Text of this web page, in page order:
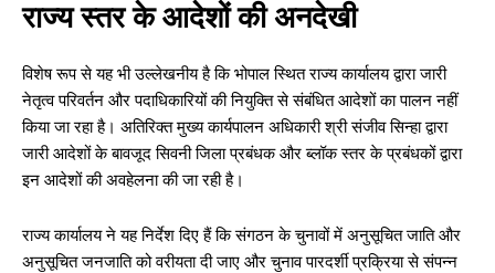
राज्य स्तर के आदेशों की अनदेखी
विशेष रूप से यह भी उल्लेखनीय है कि भोपाल स्थित राज्य कार्यालय द्वारा जारी
नेतृत्व परिवर्तन और पदाधिकारियों की नियुक्ति से संबंधित आदेशों का पालन नहीं
किया जा रहा है। अतिरिक्त मुख्य कार्यपालन अधिकारी श्री संजीव सिन्हा द्वारा
जारी आदेशों के बावजूद सिवनी जिला प्रबंधक और ब्लॉक स्तर के प्रबंधकों द्वारा
इन आदेशों की अवहेलना की जा रही है।
राज्य कार्यालय ने यह निर्देश दिए हैं कि संगठन के चुनावों में अनुसूचित जाति और
अनुसूचित जनजाति को वरीयता दी जाए और चुनाव पारदर्शी प्रक्रिया से संपन्न